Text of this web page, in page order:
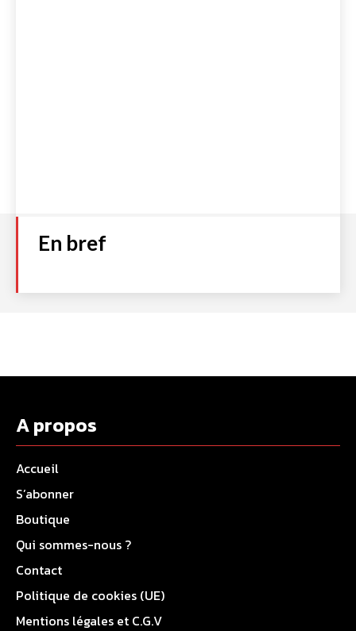
En bref
A propos
Accueil
S’abonner
Boutique
Qui sommes-nous ?
Contact
Politique de cookies (UE)
Mentions légales et C.G.V